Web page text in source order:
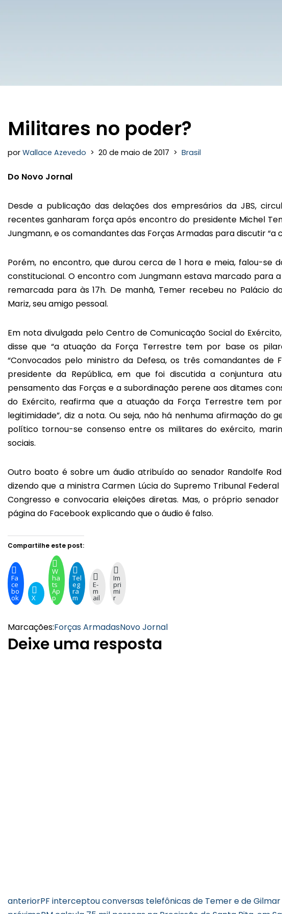
Militares no poder?
por Wallace Azevedo 20 de maio de 2017 Brasil
Do Novo Jornal
Desde a publicação das delações dos empresários da JBS,
recentes ganharam força após encontro do presidente Michel
Jungmann, e os comandantes das Forças Armadas para discutir “a
Porém, no encontro, que durou cerca de 1 hora e meia, falou-se
constitucional. O encontro com Jungmann estava marcado para
remarcada para às 17h. De manhã, Temer recebeu no Palácio
Mariz, seu amigo pessoal.
Em nota divulgada pelo Centro de Comunicação Social do
disse que “a atuação da Força Terrestre tem por base os
“Convocados pelo ministro da Defesa, os três comandantes
presidente da República, em que foi discutida a conjuntura
pensamento das Forças e a subordinação perene aos ditames
do Exército, reafirma que a atuação da Força Terrestre tem
legitimidade”, diz a nota. Ou seja, não há nenhuma afirmação do
político tornou-se consenso entre os militares do exército,
sociais.
Outro boato é sobre um áudio atribuído ao senador Randolfe
dizendo que a ministra Carmen Lúcia do Supremo Tribunal
Congresso e convocaria eleições diretas. Mas, o próprio
página do Facebook explicando que o áudio é falso.
Compartilhe este post:
Fa
ce
bo
ok X
W
ha
ts
Ap
p
Tel
eg
ra
m
E-
m
ail
Im
pri
mi
r
Marcações:Forças ArmadasNovo Jornal
Deixe uma resposta
anteriorPF interceptou conversas telefônicas de Temer e de